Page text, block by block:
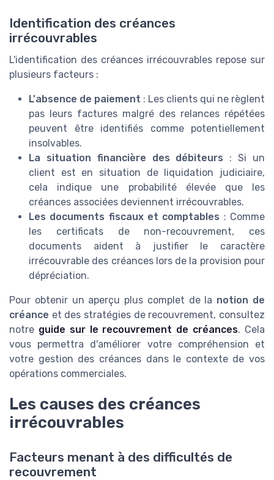
Identification des créances
irrécouvrables
L'identification des créances irrécouvrables repose sur
plusieurs facteurs :
L'absence de paiement : Les clients qui ne règlent
pas leurs factures malgré des relances répétées
peuvent être identifiés comme potentiellement
insolvables.
La situation financière des débiteurs : Si un
client est en situation de liquidation judiciaire,
cela indique une probabilité élevée que les
créances associées deviennent irrécouvrables.
Les documents fiscaux et comptables : Comme
les certificats de non-recouvrement, ces
documents aident à justifier le caractère
irrécouvrable des créances lors de la provision pour
dépréciation.
Pour obtenir un aperçu plus complet de la notion de
créance et des stratégies de recouvrement, consultez
notre guide sur le recouvrement de créances. Cela
vous permettra d'améliorer votre compréhension et
votre gestion des créances dans le contexte de vos
opérations commerciales.
Les causes des créances
irrécouvrables
Facteurs menant à des difficultés de
recouvrement